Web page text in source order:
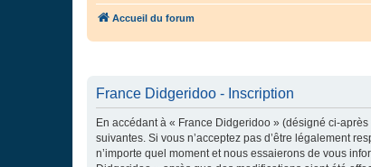
Accueil du forum
France Didgeridoo - Inscription
En accédant à « France Didgeridoo » (désigné ci-
suivantes. Si vous n’acceptez pas d’être légalement
n’importe quel moment et nous essaierons de vous